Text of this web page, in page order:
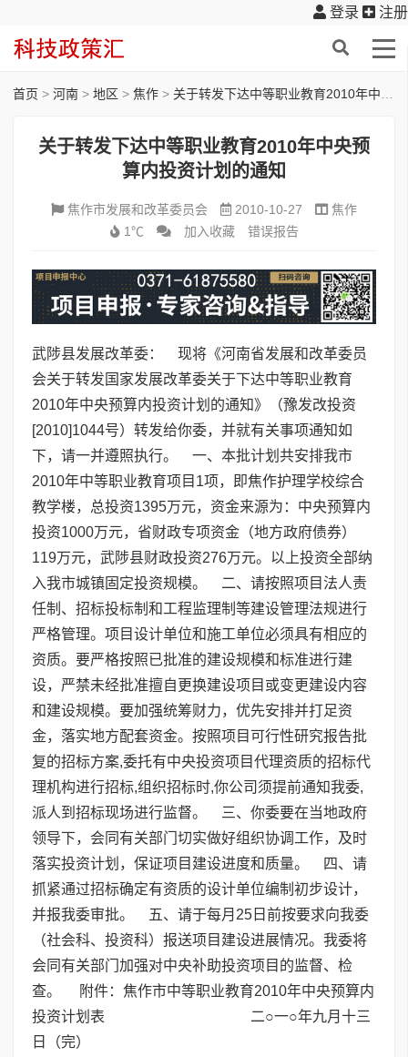
登录 注册
首页 > 河南 > 地区 > 焦作 > 关于转发下达中等职业教育2010年中央预算内投资计划的通知
关于转发下达中等职业教育2010年中央预
算内投资计划的通知
焦作市发展和改革委员会 2010-10-27
焦作
1℃
加入收藏 错误报告
武陟县发展改革委： 现将《河南省发展和改革委员
会关于转发国家发展改革委关于下达中等职业教育
2010年中央预算内投资计划的通知》（豫发改投资
[2010]1044号）转发给你委，并就有关事项通知如
下，请一并遵照执行。 一、本批计划共安排我市
2010年中等职业教育项目1项，即焦作护理学校综合
教学楼，总投资1395万元，资金来源为：中央预算内
投资1000万元，省财政专项资金（地方政府债券）
119万元，武陟县财政投资276万元。以上投资全部纳
入我市城镇固定投资规模。 二、请按照项目法人责
任制、招标投标制和工程监理制等建设管理法规进行
严格管理。项目设计单位和施工单位必须具有相应的
资质。要严格按照已批准的建设规模和标准进行建
设，严禁未经批准擅自更换建设项目或变更建设内容
和建设规模。要加强统筹财力，优先安排并打足资
金，落实地方配套资金。按照项目可行性研究报告批
复的招标方案,委托有中央投资项目代理资质的招标代
理机构进行招标,组织招标时,你公司须提前通知我委,
派人到招标现场进行监督。 三、你委要在当地政府
领导下，会同有关部门切实做好组织协调工作，及时
落实投资计划，保证项目建设进度和质量。 四、请
抓紧通过招标确定有资质的设计单位编制初步设计，
并报我委审批。 五、请于每月25日前按要求向我委
（社会科、投资科）报送项目建设进展情况。我委将
会同有关部门加强对中央补助投资项目的监督、检
查。 附件：焦作市中等职业教育2010年中央预算内
投资计划表 二○一○年九月十三
日（完）